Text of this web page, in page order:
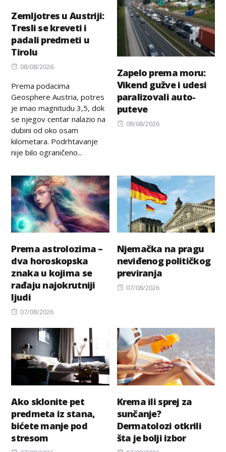
Zemljotres u Austriji:
Tresli se kreveti i
padali predmeti u
Tirolu
Posted
08/08/2026
Prema podacima
Geosphere Austria, potres
je imao magnitudu 3,5, dok
se njegov centar nalazio na
dubini od oko osam
kilometara. Podrhtavanje
nije bilo ograničeno...
Zapelo prema moru:
Vikend gužve i udesi
paralizovali auto-
puteve
Posted
08/08/2026
Prema astrolozima –
dva horoskopska
znaka u kojima se
rađaju najokrutniji
ljudi
Posted
07/08/2026
Njemačka na pragu
neviđenog političkog
previranja
Posted
07/08/2026
Ako sklonite pet
predmeta iz stana,
bićete manje pod
stresom
Krema ili sprej za
sunčanje?
Dermatolozi otkrili
šta je bolji izbor